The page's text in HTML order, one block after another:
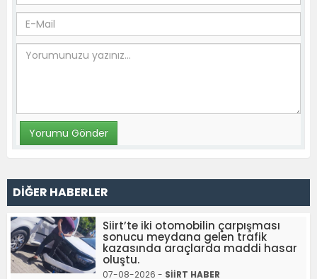
DİĞER HABERLER
Siirt’te iki otomobilin çarpışması
sonucu meydana gelen trafik
kazasında araçlarda maddi hasar
oluştu.
07-08-2026 - SİİRT HABER